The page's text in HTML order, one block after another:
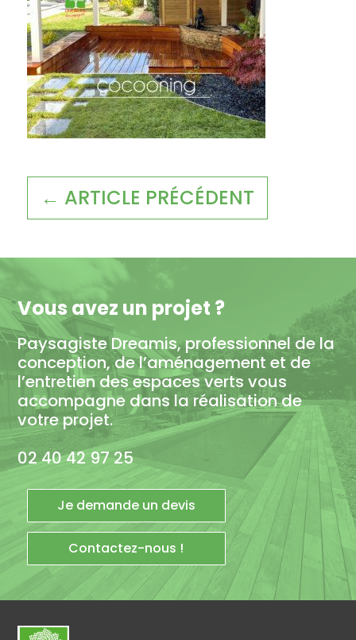
← ARTICLE PRÉCÉDENT
Vous avez un projet ?
Paysagiste Dreamis, professionnel de la
conception, de l’aménagement et de
l’entretien des espaces verts vous
accompagne dans la réalisation de
votre projet.
02 40 42 97 25
Je demande un devis
Contactez-nous !